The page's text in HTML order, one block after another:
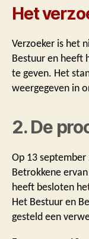
Het
Verzoeker is het
Bestuur en heeft
te geven. Het
weergegeven in
2. De
Op 13 september
Betrokkene
heeft besloten
Het Bestuur en
gesteld een